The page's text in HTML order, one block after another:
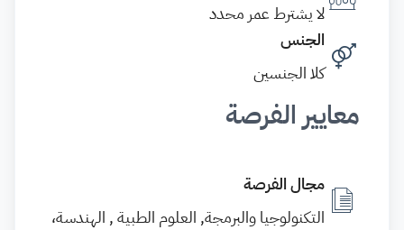
لا يشترط عمر محدد
الجنس
كلا الجنسين
معايير الفرصة
مجال الفرصة
التكنولوجيا والبرمجة, العلوم الطبية , الهندسة،